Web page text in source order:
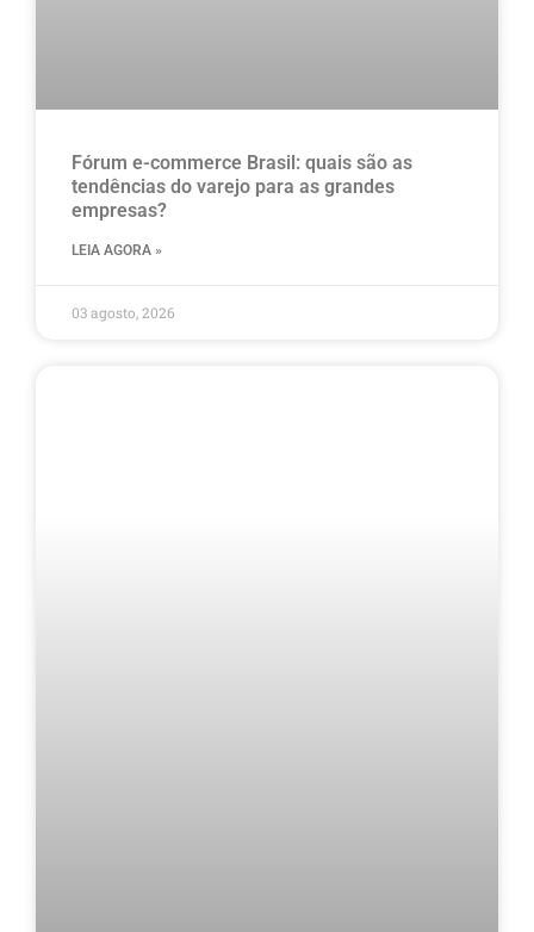
Fórum e-commerce Brasil: quais são as
tendências do varejo para as grandes
empresas?
LEIA AGORA »
03 agosto, 2026